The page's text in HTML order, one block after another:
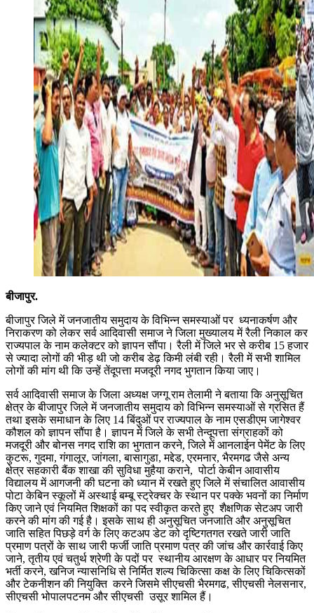
बीजापुर.
बीजापुर जिले में जनजातीय समुदाय के विभिन्न समस्याओं पर ध्यनाकर्षण और
निराकरण को लेकर सर्व आदिवासी समाज ने जिला मुख्यालय में रैली निकाल कर
राज्यपाल के नाम कलेक्टर को ज्ञापन सौंपा। रैली में जिले भर से करीब 15 हजार
से ज्यादा लोगों की भीड़ थी जो करीब डेढ़ किमी लंबी रही। रैली में सभी शामिल
लोगों की मांग थी कि उन्हें तेंदूपत्ता मजदूरी नगद भुगतान किया जाए।
सर्व आदिवासी समाज के जिला अध्यक्ष जग्गू राम तेलामी ने बताया कि अनुसूचित
क्षेत्र के बीजापुर जिले में जनजातीय समुदाय को विभिन्न समस्याओं से ग्रसित हैं
तथा इसके समाधान के लिए 14 बिंदुओं पर राज्यपाल के नाम एसडीएम जागेश्वर
कौशल को ज्ञापन सौंपा है। ज्ञापन में जिले के सभी तेन्दूपत्ता संग्राहकों को
मजदूरी और बोनस नगद राशि का भुगतान करने, जिले में आनलाईन पेमेंट के लिए
कुटरू, गुदमा, गंगालूर, जांगला, बासागुडा, मद्देड, एरमनार, भैरमगढ जैसे अन्य
क्षेत्र सहकारी बैंक शाखा की सुविधा मुहैया कराने, पोर्टा केबीन आवासीय
विद्यालय में आगजनी की घटना को ध्यान में रखते हुए जिले में संचालित आवासीय
पोटा केबिन स्कूलों में अस्थाई बम्बू स्ट्रेक्चर के स्थान पर पक्के भवनों का निर्माण
किए जाने एवं नियमित शिक्षकों का पद स्वीकृत करते हुए शैक्षणिक सेटअप जारी
करने की मांग की गई है। इसके साथ ही अनुसूचित जनजाति और अनुसूचित
जाति सहित पिछड़े वर्ग के लिए कटअप डेट को दृष्टिगतगत रखते जारी जाति
प्रमाण पत्रों के साथ जारी फर्जी जाति प्रमाण पत्र की जांच और कार्रवाई किए
जाने, तृतीय एवं चतुर्थ श्रेणी के पदों पर स्थानीय आरक्षण के आधार पर नियमित
भर्ती करने, खनिज न्यासनिधि से निर्मित शल्य चिकित्सा कक्ष के लिए चिकित्सकों
और टेकनीशन की नियुक्ति करने जिसमे सीएचसी भैरमगढ, सीएचसी नेलसनार,
सीएचसी भोपालपटनम और सीएचसी उसूर शामिल हैं।